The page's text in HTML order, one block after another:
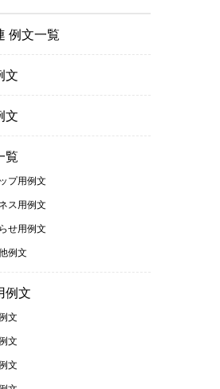
例文一覧
文
文
覧
プ用例文
ス用例文
せ用例文
例文
例文
文
文
文